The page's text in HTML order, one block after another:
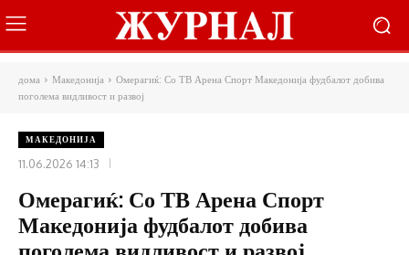
дома Македонија
Омерагиќ: Со ТВ Арена Спорт Македонија фудбалот добива
поголема видливост и развој
МАКЕДОНИЈА
11.06.2026 14:13
Омерагиќ: Со ТВ Арена Спорт
Македонија фудбалот добива